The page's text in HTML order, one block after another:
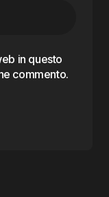
in questo
commento.